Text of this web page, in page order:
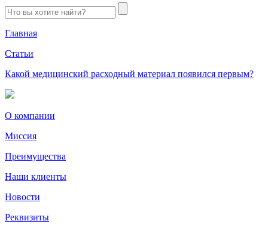
Главная
Статьи
Какой медицинский расходный материал появился первым?
О компании
Миссия
Преимущества
Наши клиенты
Новости
Реквизиты